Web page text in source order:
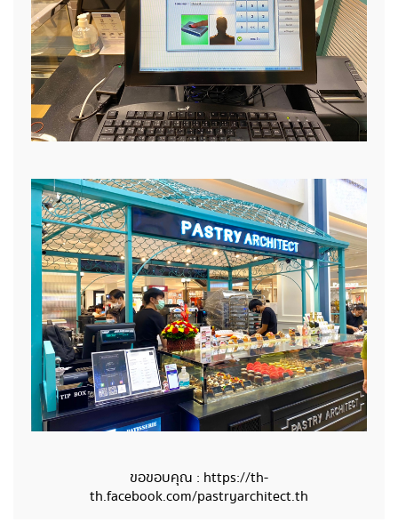
ขอขอบคุณ : https://th-
th.facebook.com/pastryarchitect.th